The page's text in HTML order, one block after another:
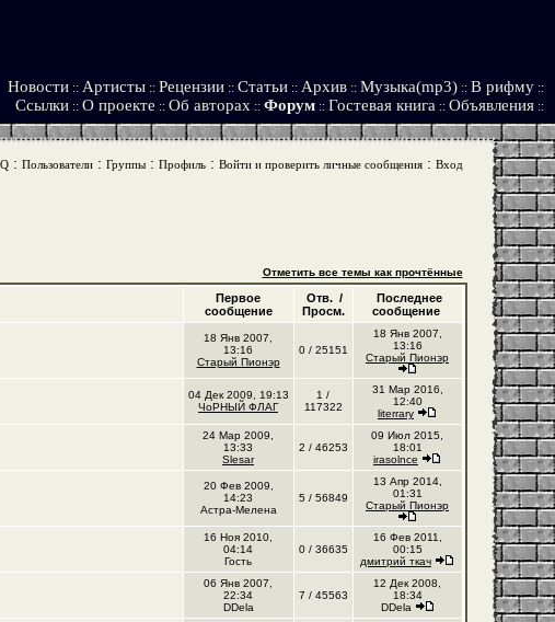
Новости :: Артисты :: Рецензии :: Статьи :: Архив :: Музыка(mp3) :: В рифму ::
Ссылки :: О проекте :: Об авторах :: Форум :: Гостевая книга :: Объявления ::
: Пользователи: Группы: Профиль: Войти и проверить личные сообщения: Вход
Отметить все темы как прочтённые
Первое
сообщение
Отв. /
Просм.
Последнее
сообщение
18 Янв 2007,
13:16
Старый Пионэр
0 / 25151
18 Янв 2007,
13:16
Старый Пионэр
04 Дек 2009, 19:13
ЧоРНЫЙ ФЛАГ
1 /
117322
31 Мар 2016,
12:40
literrary
24 Мар 2009,
13:33
Slesar
2 / 46253
09 Июл 2015,
18:01
irasolnce
20 Фев 2009,
14:23
Астра-Мелена
5 / 56849
13 Апр 2014,
01:31
Старый Пионэр
16 Ноя 2010,
04:14
Гость
0 / 36635
16 Фев 2011,
00:15
дмитрий ткач
06 Янв 2007,
22:34
DDela
7 / 45563
12 Дек 2008,
18:34
DDela